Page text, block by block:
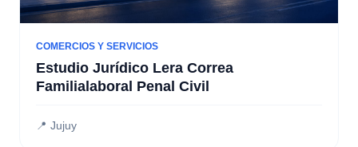
COMERCIOS Y SERVICIOS
Estudio Jurídico Lera Correa
Familialaboral Penal Civil
📍 Jujuy